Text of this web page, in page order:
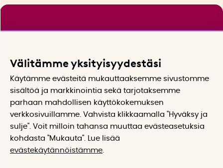
Välitämme yksityisyydestäsi
Käytämme evästeitä mukauttaaksemme sivustomme
sisältöä ja markkinointia sekä tarjotaksemme
parhaan mahdollisen käyttökokemuksen
verkkosivuillamme. Vahvista klikkaamalla "Hyväksy ja
sulje". Voit milloin tahansa muuttaa evästeasetuksia
kohdasta "Mukauta". Lue lisää
evästekäytännöistämme